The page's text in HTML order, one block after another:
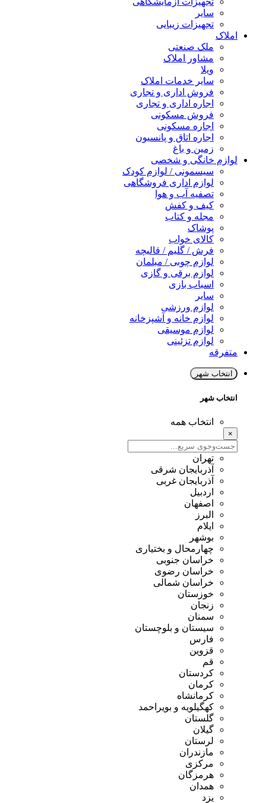
سایر
تجهیزات زیبایی
املاک
ملک صنعتی
مشاور املاک
ویلا
سایر خدمات املاک
فروش اداری و تجاری
اجاره اداری و تجاری
فروش مسکونی
اجاره مسکونی
اجاره اتاق و پانسیون
زمین و باغ
لوازم خانگی و شخصی
سیسمونی / لوازم کودک
لوازم اداری فروشگاهی
تصفیه آب و هوا
کیف و کفش
مجله و کتاب
پوشاک
کالای خواب
فرش / گلیم / قالیچه
لوازم چوبی / مبلمان
لوازم برقی و گازی
اسباب بازی
سایر
لوازم ورزشی
لوازم خانه و آشپزخانه
لوازم موسیقی
لوازم تزئینی
متفرقه
انتخاب شهر
انتخاب شهر
انتخاب همه
×
تهران
آذربایجان شرقی
آذربایجان غربی
اردبیل
اصفهان
البرز
ایلام
بوشهر
چهارمحال و بختیاری
خراسان جنوبی
خراسان رضوی
خراسان شمالی
خوزستان
زنجان
سمنان
سیستان و بلوچستان
فارس
قزوین
قم
کردستان
کرمان
کرمانشاه
کهگیلویه و بویراحمد
گلستان
گیلان
لرستان
مازندران
مرکزی
هرمزگان
همدان
یزد